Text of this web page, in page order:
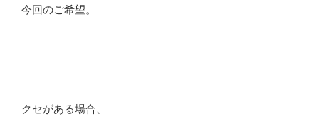
今回のご希望。
クセがある場合、